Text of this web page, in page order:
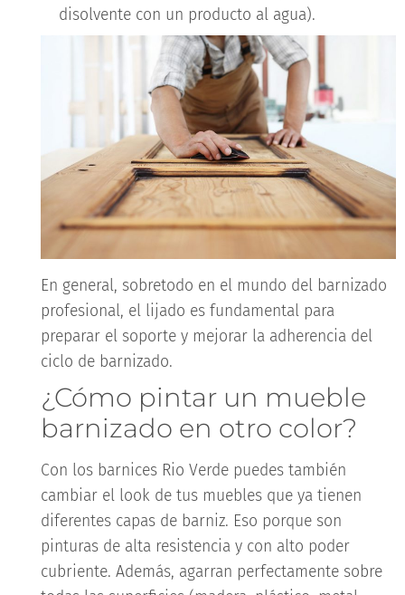
disolvente con un producto al agua).
En general, sobretodo en el mundo del barnizado
profesional, el lijado es fundamental para
preparar el soporte y mejorar la adherencia del
ciclo de barnizado.
¿Cómo pintar un mueble
barnizado en otro color?
Con los barnices Rio Verde puedes también
cambiar el look de tus muebles que ya tienen
diferentes capas de barniz. Eso porque son
pinturas de alta resistencia y con alto poder
cubriente. Además, agarran perfectamente sobre